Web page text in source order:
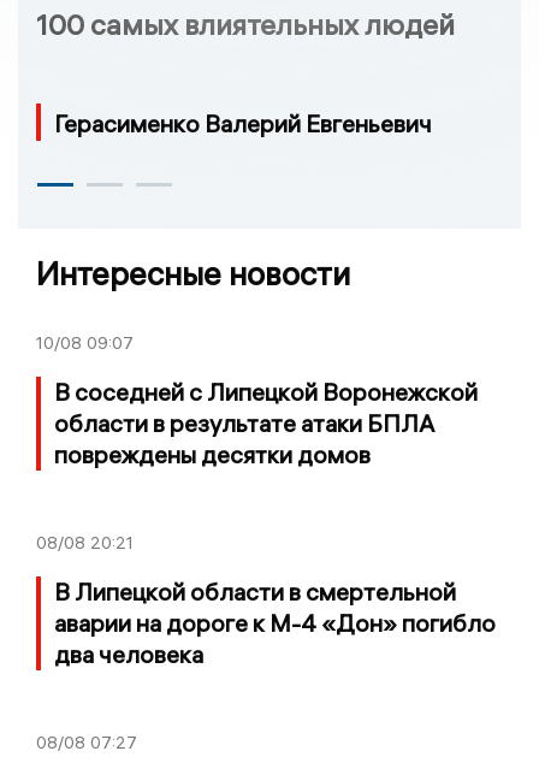
100 самых влиятельных людей
Герасименко Валерий Евгеньевич
Интересные новости
10/08 09:07
В соседней с Липецкой Воронежской
области в результате атаки БПЛА
повреждены десятки домов
08/08 20:21
В Липецкой области в смертельной
аварии на дороге к М-4 «Дон» погибло
два человека
08/08 07:27